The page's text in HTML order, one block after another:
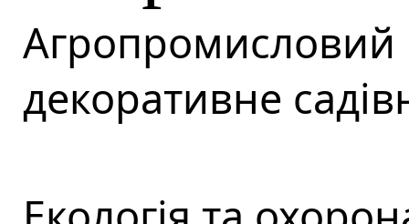
Агропромисловий
декоративне